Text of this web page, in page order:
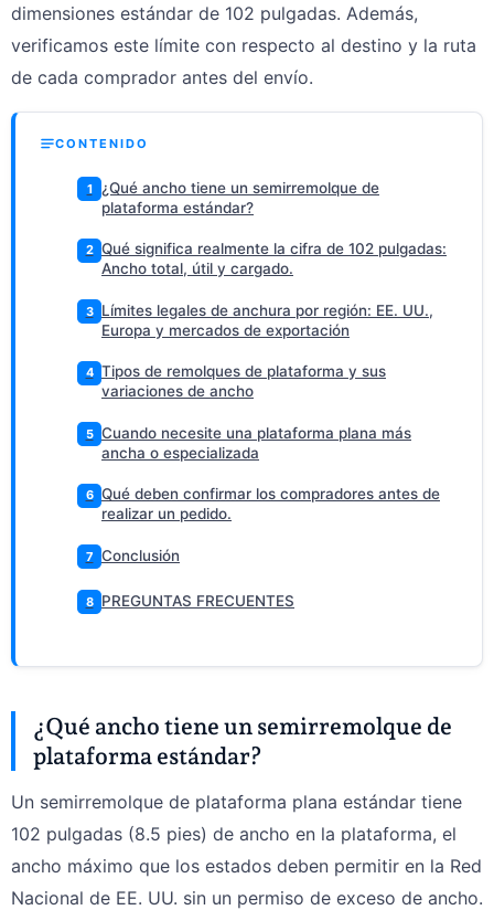
dimensiones estándar de 102 pulgadas. Además,
verificamos este límite con respecto al destino y la ruta
de cada comprador antes del envío.
CONTENIDO
1
¿Qué ancho tiene un semirremolque de
plataforma estándar?
2 Qué significa realmente la cifra de 102 pulgadas:
Ancho total, útil y cargado.
3
Límites legales de anchura por región: EE. UU.,
Europa y mercados de exportación
4 Tipos de remolques de plataforma y sus
variaciones de ancho
5 Cuando necesite una plataforma plana más
ancha o especializada
6 Qué deben confirmar los compradores antes de
realizar un pedido.
7 Conclusión
8 PREGUNTAS FRECUENTES
¿Qué ancho tiene un semirremolque de
plataforma estándar?
Un semirremolque de plataforma plana estándar tiene
102 pulgadas (8.5 pies) de ancho en la plataforma, el
ancho máximo que los estados deben permitir en la Red
Nacional de EE. UU. sin un permiso de exceso de ancho.